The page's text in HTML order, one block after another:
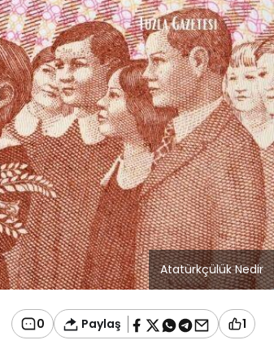
Atatürkçülük Nedir
0 Paylaş 1
Blog
İstanbul Anadolu Yakası
Temizlik Hizmetleri